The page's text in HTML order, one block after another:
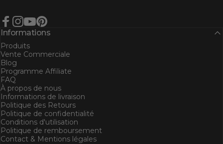
Facebook
Instagram
YouTube
Pinterest
Informations
Produits
Vente Commerciale
Blog
Programme Affiliate
FAQ
À propos de nous
Informations de livraison
Politique des Retours
Politique de confidentialité
Conditions d'utilisation
Politique de remboursement
Contact & Mentions légales